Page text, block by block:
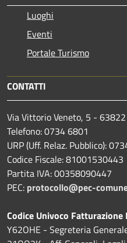
Luoghi
Eventi
Portale Turismo
CONTATTI
Via Vittorio Veneto, 5 -
Telefono: 0734 6801
URP (Uff. Relaz. Pubblico):
Codice Fiscale: 81001530443
Partita IVA: 00358090447
PEC: protocollo@pec-
Codice Univoco
Y62OHE - Segreteria